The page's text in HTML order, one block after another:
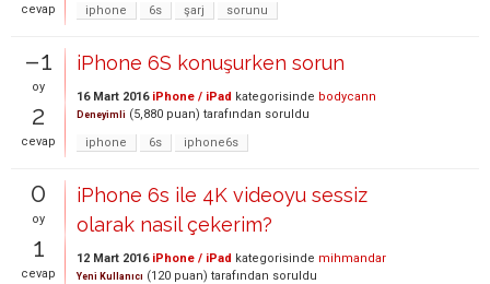
cevap
iphone
6s şarj sorunu
–1
oy
2
cevap
iPhone 6S konuşurken sorun
16 Mart 2016 iPhone / iPad kategorisinde bodycann
Deneyimli (5,880 puan) tarafından soruldu
iphone
6s iphone6s
0
oy
1
cevap
iPhone 6s ile 4K videoyu sessiz
olarak nasil çekerim?
12 Mart 2016 iPhone / iPad kategorisinde mihmandar
Yeni Kullanıcı (120 puan) tarafından soruldu